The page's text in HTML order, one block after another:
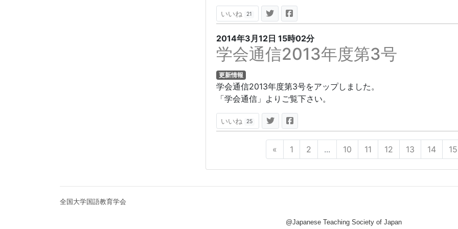
いいね 21
2014年3月12日 15時02分
学会通信2013年度第3号
更新情報
学会通信2013年度第3号をアップしました。
「学会通信」よりご覧下さい。
いいね 25
« 1 2 ... 10 11 12 13 14 15
全国大学国語教育学会
@Japanese Teaching Society of Japan